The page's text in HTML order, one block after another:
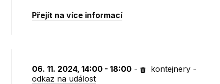
Přejít na více informací
06. 11. 2024, 14:00 - 18:00 - kontejnery -
odkaz na událost